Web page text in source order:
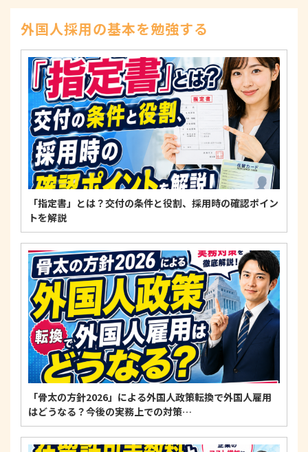
示、訂正、削除、または利用もしくは提供の停止等
を求められたときは、適法かつ遅滞なく応じます。
4. 法令・指針・規範の遵守について
適正な個人情報保護の実現のため、個人情報の取扱
いに関する法令、国が定める指針およびその他の規
範を遵守します。
個人情報に関するお問い合わせ窓口
〒125-0061東京都葛飾区亀有3-21-11 藍ビル202
TEL：0120-550-580
株式会社 アルフォース･ワン 個人情報保護担当
外国人採用の基本を勉強する
「指定書」とは？交付の条件と役割、採用時の確認ポイン
トを解説
「骨太の方針2026」による外国人政策転換で外国人雇用
はどうなる？今後の実務上での対策…